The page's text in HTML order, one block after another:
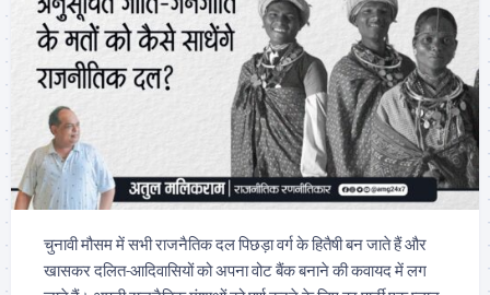
चुनावी मौसम में सभी राजनैतिक दल पिछड़ा वर्ग के हितैषी बन जाते हैं और
खासकर दलित-आदिवासियों को अपना वोट बैंक बनाने की कवायद में लग